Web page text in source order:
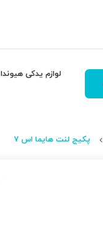
لوازم یدکی هیوندا
پکیج لنت هایما اس 7